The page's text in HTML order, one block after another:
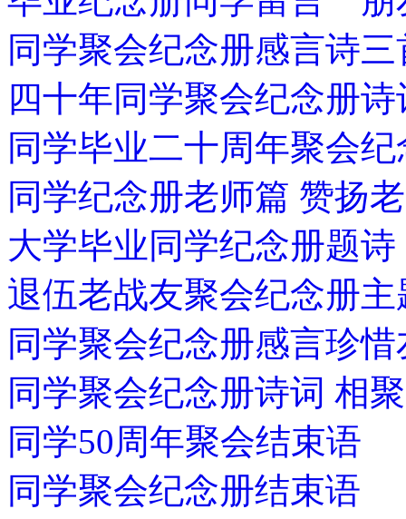
同学聚会纪念册感言诗三
四十年同学聚会纪念册
同学毕业二十周年聚会
同学纪念册老师篇 赞扬
大学毕业同学纪念册题诗
退伍老战友聚会纪念册
同学聚会纪念册感言珍
同学聚会纪念册诗词 相聚
同学50周年聚会结束语
同学聚会纪念册结束语